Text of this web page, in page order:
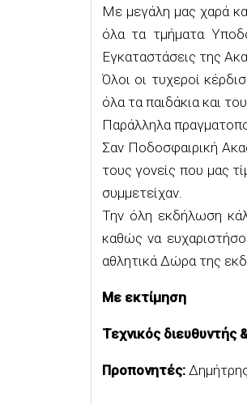
Με μεγάλη μας χαρά
όλα τα τμήματα
Εγκαταστάσεις της
Όλοι οι τυχεροί
όλα τα παιδάκια και
Παράλληλα
Σαν Ποδοσφαιρική
τους γονείς που μας
συμμετείχαν.
Την όλη εκδήλωση
καθώς να
αθλητικά Δώρα της
Με εκτίμηση
Τεχνικός διευθυντής
Προπονητές: